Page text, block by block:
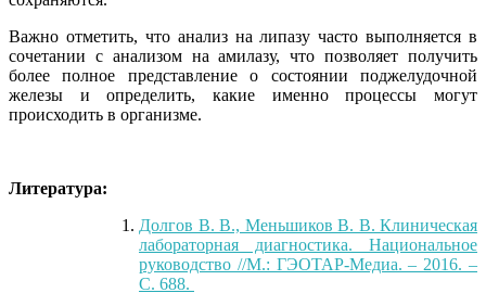
Важно отметить, что анализ на липазу часто выполняется в
сочетании с анализом на амилазу, что позволяет получить
более полное представление о состоянии поджелудочной
железы и определить, какие именно процессы могут
происходить в организме.
Литература:
Долгов В. В., Меньшиков В. В. Клиническая
лабораторная диагностика. Национальное
руководство //М.: ГЭОТАР-Медиа. – 2016. –
С. 688.